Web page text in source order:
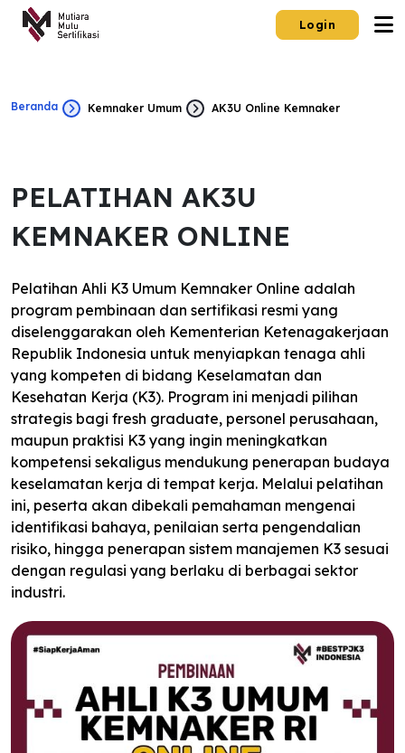
Login
Beranda Kemnaker Umum AK3U Online Kemnaker
PELATIHAN AK3U
KEMNAKER ONLINE
Pelatihan Ahli K3 Umum Kemnaker Online adalah
program pembinaan dan sertifikasi resmi yang
diselenggarakan oleh Kementerian Ketenagakerjaan
Republik Indonesia untuk menyiapkan tenaga ahli
yang kompeten di bidang Keselamatan dan
Kesehatan Kerja (K3). Program ini menjadi pilihan
strategis bagi fresh graduate, personel perusahaan,
maupun praktisi K3 yang ingin meningkatkan
kompetensi sekaligus mendukung penerapan budaya
keselamatan kerja di tempat kerja. Melalui pelatihan
ini, peserta akan dibekali pemahaman mengenai
identifikasi bahaya, penilaian serta pengendalian
risiko, hingga penerapan sistem manajemen K3 sesuai
dengan regulasi yang berlaku di berbagai sektor
industri.